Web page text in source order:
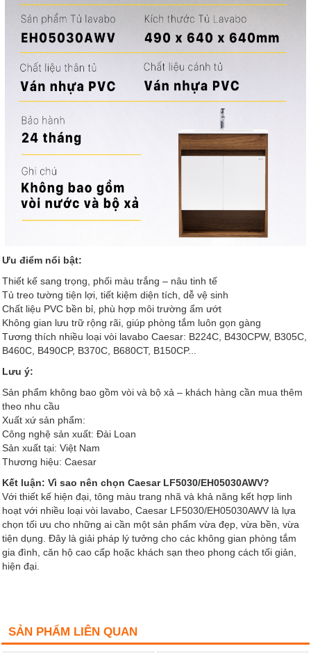
Ưu điểm nổi bật:
Thiết kế sang trọng, phối màu trắng – nâu tinh tế
Tủ treo tường tiện lợi, tiết kiệm diện tích, dễ vệ sinh
Chất liệu PVC bền bỉ, phù hợp môi trường ẩm ướt
Không gian lưu trữ rộng rãi, giúp phòng tắm luôn gọn gàng
Tương thích nhiều loại vòi lavabo Caesar: B224C, B430CPW, B305C,
B460C, B490CP, B370C, B680CT, B150CP...
Lưu ý:
Sản phẩm không bao gồm vòi và bộ xả – khách hàng cần mua thêm
theo nhu cầu
Xuất xứ sản phẩm:
Công nghệ sản xuất: Đài Loan
Sản xuất tại: Việt Nam
Thương hiệu: Caesar
Kết luận: Vì sao nên chọn Caesar LF5030/EH05030AWV?
Với thiết kế hiện đại, tông màu trang nhã và khả năng kết hợp linh
hoạt với nhiều loại vòi lavabo, Caesar LF5030/EH05030AWV là lựa
chọn tối ưu cho những ai cần một sản phẩm vừa đẹp, vừa bền, vừa
tiện dụng. Đây là giải pháp lý tưởng cho các không gian phòng tắm
gia đình, căn hộ cao cấp hoặc khách sạn theo phong cách tối giản,
hiện đại.
SẢN PHẨM LIÊN QUAN